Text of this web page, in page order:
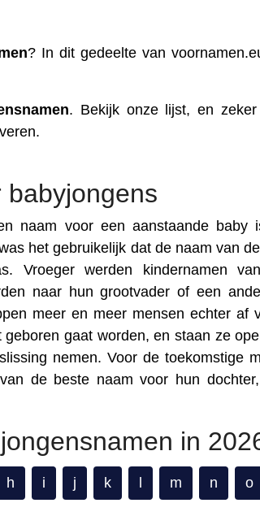
? In dit gedeelte van
. Bekijk onze lijst, en
naam voor een aanstaande baby
het gebruikelijk dat de naam van
Vroeger werden kindernamen
naar hun grootvader of een
meer en meer mensen echter af
gaat worden, en staan ze
nemen. Voor de toekomstige
de beste naam voor hun
in
h i j k m n o